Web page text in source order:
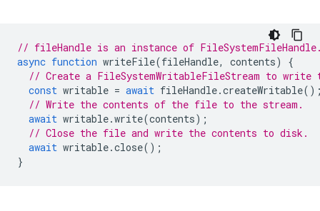
// fileHandle is an instance of
async function writeFile(fileHandle, contents)
{
// Create a FileSystemWritableFileStream to write
const writable = await fileHandle.createWritable
// Write the contents of the file to the stream.
await writable.write(contents);
// Close the file and write the contents to disk.
await writable.close();
}